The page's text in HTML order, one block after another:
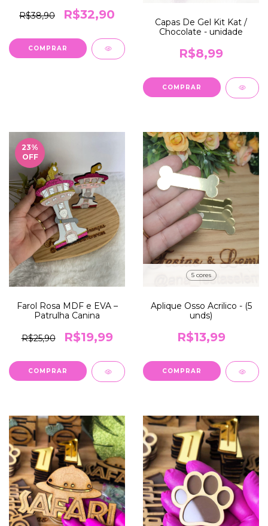
R$38,90 R$32,90
COMPRAR
Capas De Gel Kit Kat /
Chocolate - unidade
R$8,99
COMPRAR
23%
OFF
Farol Rosa MDF e EVA –
Patrulha Canina
R$25,90 R$19,99
5 cores
Aplique Osso Acrilico - (5
unds)
R$13,99
COMPRAR